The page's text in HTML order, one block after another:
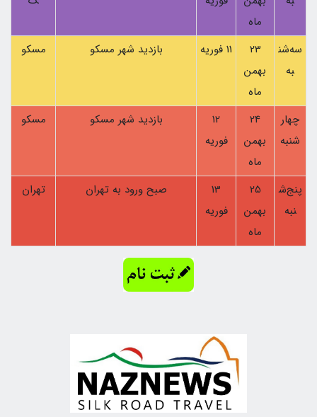
ماه
سه‌شن
به
23
بهمن
ماه
11 فوریه بازدید شهر مسکو مسکو
چهار
شنبه
24
بهمن
ماه
12
فوریه
بازدید شهر مسکو مسکو
پنج‌ش
نبه
25
بهمن
ماه
13
فوریه
صبح ورود به تهران تهران